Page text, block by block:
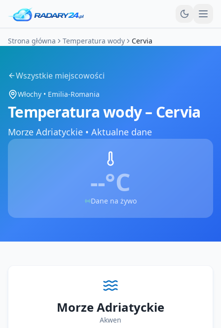
Strona główna Temperatura wody Cervia
Wszystkie miejscowości
Włochy • Emilia-Romania
Temperatura wody – Cervia
Morze Adriatyckie • Aktualne dane
--°C
Dane na żywo
Morze Adriatyckie
Akwen